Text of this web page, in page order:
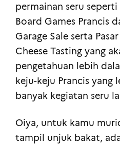
permainan seru
Board Games Prancis
Garage Sale serta
Cheese Tasting yang
pengetahuan lebih
keju-keju Prancis yang
banyak kegiatan seru
Oiya, untuk kamu
tampil unjuk bakat,